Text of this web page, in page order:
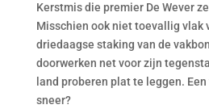
Kerstmis die premier De Wever
Misschien ook niet toevallig vlak
driedaagse staking van de
doorwerken net voor zijn
land proberen plat te leggen.
sneer?